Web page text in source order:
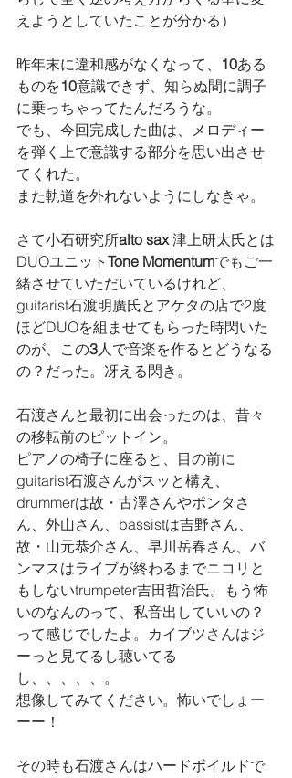
えようとしていたことが分かる）
昨年末に違和感がなくなって、 10ある
ものを10意識できず、知らぬ間に調子
に乗っちゃってたんだろうな。
でも、今回完成した曲は、メロディー
を弾く上で意識する部分を思い出させ
てくれた。
また軌道を外れないようにしなきゃ。
さて小石研究所alto sax 津上研太氏とは
DUOユニット Tone Momentumでもご一
緒させていただいているけれど、
guitarist石渡明廣氏とアケタの店で2度
ほどDUOを組ませてもらった時閃いた
のが、この3人で音楽を作るとどうなる
の？だった。冴える閃き。
石渡さんと最初に出会ったのは、昔々
の移転前のピットイン。
ピアノの椅子に座ると、目の前に
guitarist石渡さんがスッと構え、
drummerは故・古澤さんやポンタさ
ん、外山さん、bassistは吉野さん、
故・山元恭介さん、早川岳春さん、バ
ンマスはライブが終わるまでニコリと
もしないtrumpeter吉田哲治氏。もう怖
いのなんのって、私音出していいの？
って感じでしたよ。カイブツさんはジ
ーっと見てるし聴いてる
し、、、、、。
想像してみてください。怖いでしょー
ーー！
その時も石渡さんはハードボイルドで